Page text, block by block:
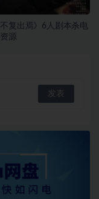
复出焉》6人剧本杀电
源